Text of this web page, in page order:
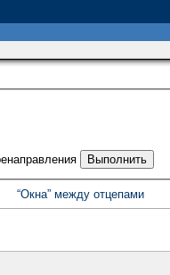
“Окна” между отцепами